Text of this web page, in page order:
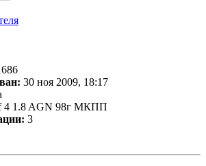
30 ноя 2009, 18:17
4 1.8 AGN 98г МКПП
3